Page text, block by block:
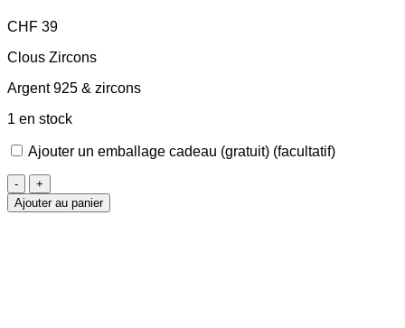
CHF 39
Clous Zircons
Argent 925 & zircons
1 en stock
Ajouter un emballage cadeau (gratuit) (facultatif)
quantité
de
Clous
Ajouter au panier